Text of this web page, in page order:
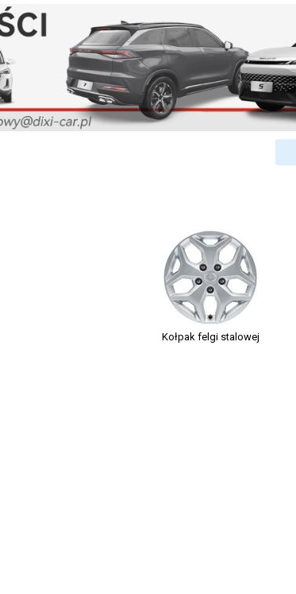
Kołpak felgi stalowej